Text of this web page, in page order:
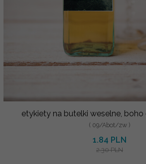
etykiety na butelki weselne,
( 09/Abot/zw )
1.84 PLN
2.30 PLN